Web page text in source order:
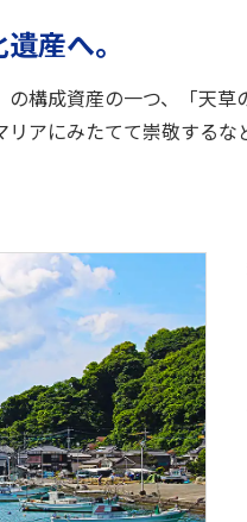
産へ。
の構成資産の一つ、「
アにみたてて崇敬する